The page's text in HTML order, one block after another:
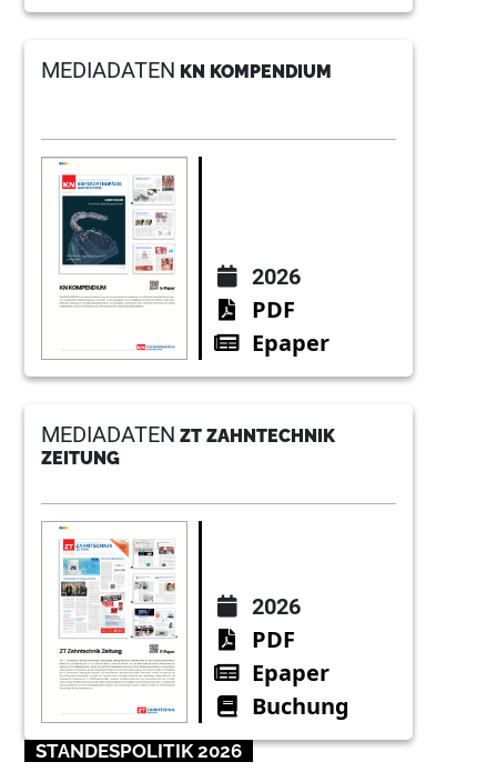
MEDIADATEN KN KOMPENDIUM
2026
PDF
Epaper
MEDIADATEN ZT ZAHNTECHNIK
ZEITUNG
2026
PDF
Epaper
Buchung
STANDESPOLITIK 2026